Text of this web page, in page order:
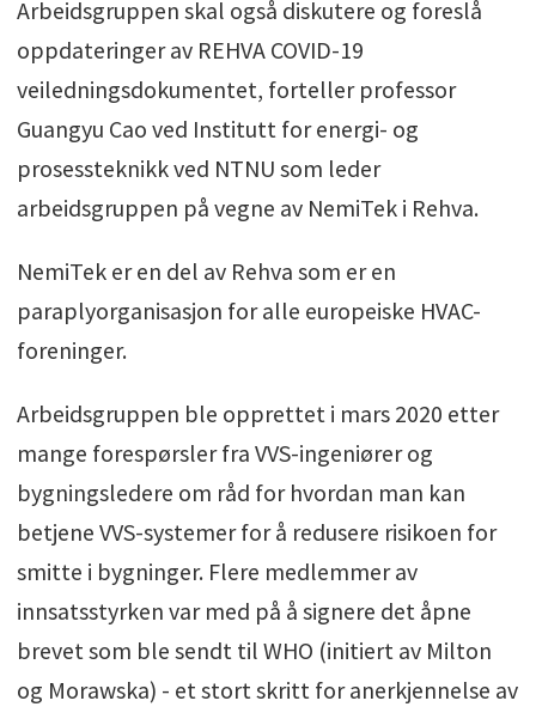
Arbeidsgruppen skal også diskutere og foreslå
oppdateringer av REHVA COVID-19
veiledningsdokumentet, forteller professor
Guangyu Cao ved Institutt for energi- og
prosessteknikk ved NTNU som leder
arbeidsgruppen på vegne av NemiTek i Rehva.
NemiTek er en del av Rehva som er en
paraplyorganisasjon for alle europeiske HVAC-
foreninger.
Arbeidsgruppen ble opprettet i mars 2020 etter
mange forespørsler fra VVS-ingeniører og
bygningsledere om råd for hvordan man kan
betjene VVS-systemer for å redusere risikoen for
smitte i bygninger. Flere medlemmer av
innsatsstyrken var med på å signere det åpne
brevet som ble sendt til WHO (initiert av Milton
og Morawska) - et stort skritt for anerkjennelse av